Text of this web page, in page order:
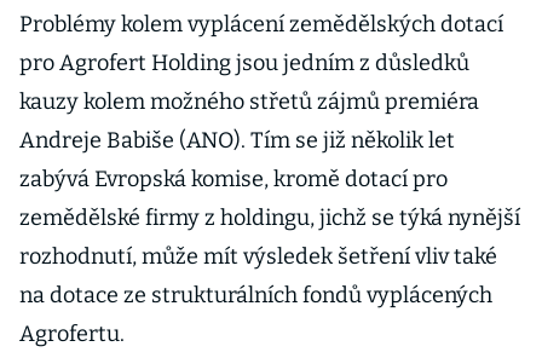
Problémy kolem vyplácení zemědělských dotací
pro Agrofert Holding jsou jedním z důsledků
kauzy kolem možného střetů zájmů premiéra
Andreje Babiše (ANO). Tím se již několik let
zabývá Evropská komise, kromě dotací pro
zemědělské firmy z holdingu, jichž se týká nynější
rozhodnutí, může mít výsledek šetření vliv také
na dotace ze strukturálních fondů vyplácených
Agrofertu.